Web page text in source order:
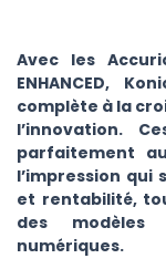
Avec les
ENHANCED,
complète à la
l’innovation.
parfaitement
l’impression
et rentabilité,
des modèles
numériques.